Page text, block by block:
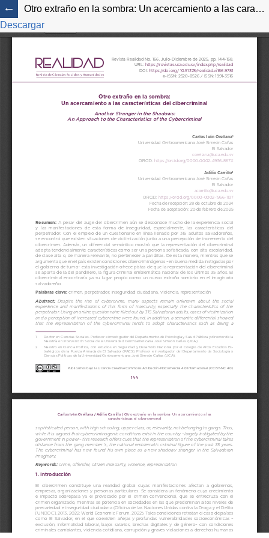
Otro extraño en la sombra: Un acercamiento a las características del cibercriminal
Descargar